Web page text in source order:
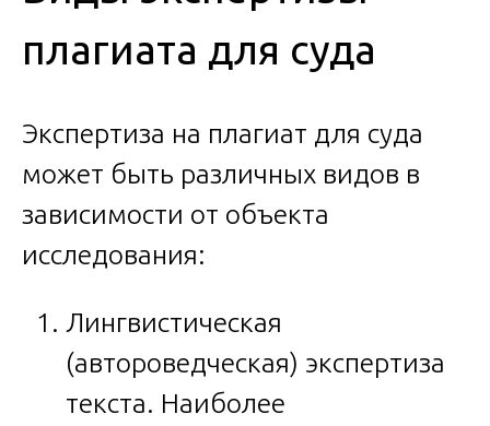
плагиата для суда
Экспертиза на плагиат для суда
может быть различных видов в
зависимости от объекта
исследования:
Лингвистическая
(автороведческая) экспертиза
текста. Наиболее